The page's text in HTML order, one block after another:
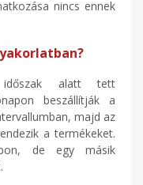
nincs ennek
alatt tett
beszállítják a
majd az
a termékeket.
de egy másik